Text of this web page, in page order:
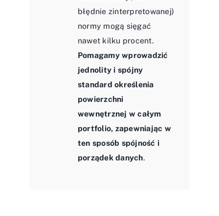
błędnie zinterpretowanej)
normy mogą sięgać
nawet kilku procent.
Pomagamy wprowadzić
jednolity i spójny
standard określenia
powierzchni
wewnętrznej w całym
portfolio, zapewniając w
ten sposób spójność i
porządek danych.